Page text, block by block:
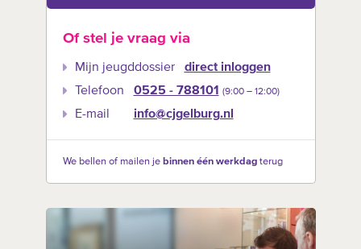
Of stel je vraag via
Mijn jeugddossier
direct inloggen
Telefoon
0525 - 788101 (9:00 –‍ 12:00)
E-mail info@cjgelburg.nl
We bellen of mailen je binnen één werkdagterug